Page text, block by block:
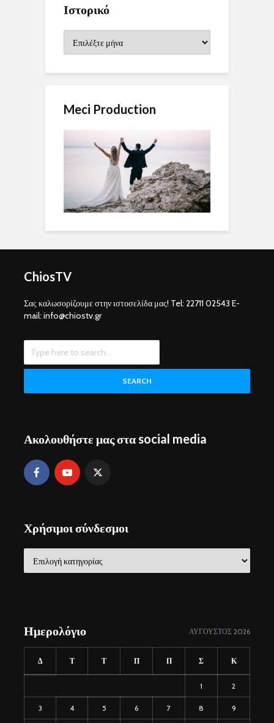
Ιστορικό
Meci Production
ChiosTV
Σας καλωσορίζουμε στην ιστοσελίδα μας! Tel: 22711 02543 E-
mail: info@chiostv.gr
SEARCH
Ακολουθήστε μας στα social media
Χρήσιμοι σύνδεσμοι
σύνδεσμοι
Ημερολόγιο ΑΎΓΟΥΣΤΟΣ 2026
Δ Τ Τ Π Π Σ Κ
1 2
3 4 5 6 7 8 9